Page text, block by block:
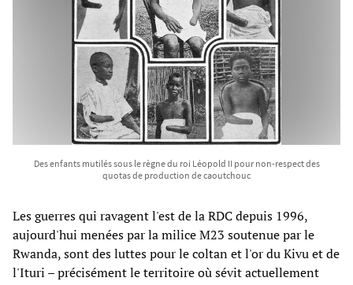
Des enfants mutilés sous le règne du roi Léopold II pour non-respect des
quotas de production de caoutchouc
Les guerres qui ravagent l'est de la RDC depuis 1996,
aujourd'hui menées par la milice M23 soutenue par le
Rwanda, sont des luttes pour le coltan et l'or du Kivu et de
l'Ituri – précisément le territoire où sévit actuellement